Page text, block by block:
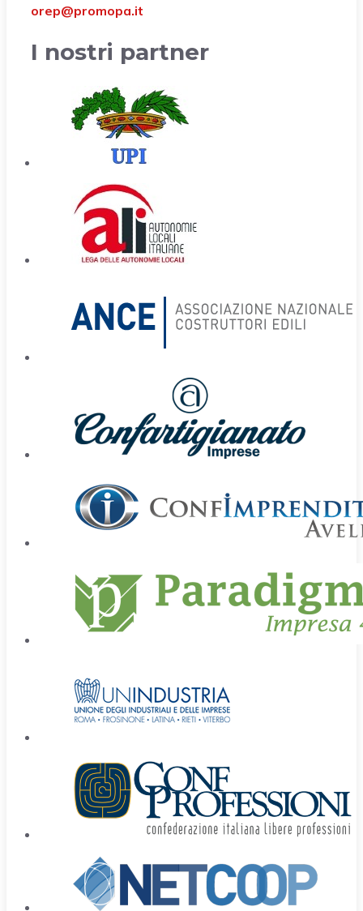
orep@promopa.it
I nostri partner